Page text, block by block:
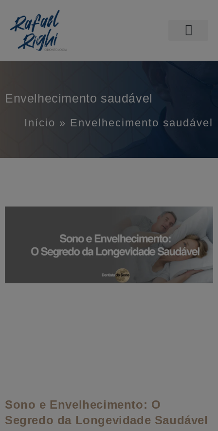
Envelhecimento saudável
Início » Envelhecimento saudável
Sono e Envelhecimento: O
Segredo da Longevidade Saudável